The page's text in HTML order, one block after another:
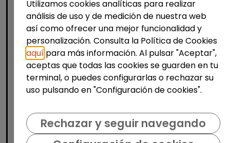
Producción, Industria y Calidad
Operario/a de manipulados
(aranjuez, madrid)
INTEGRANDES.ORG | España(Madrid)
Utilizamos cookies analíticas para realizar
análisis de uso y de medición de nuestra web
así como ofrecer una mejor funcionalidad y
personalización. Consulta la Política de Cookies
aquí para más información. Al pulsar "Aceptar",
aceptas que todas las cookies se guarden en tu
terminal, o puedes configurarlas o rechazar su
uso pulsando en "Configuración de cookies".
Rechazar y seguir navegando